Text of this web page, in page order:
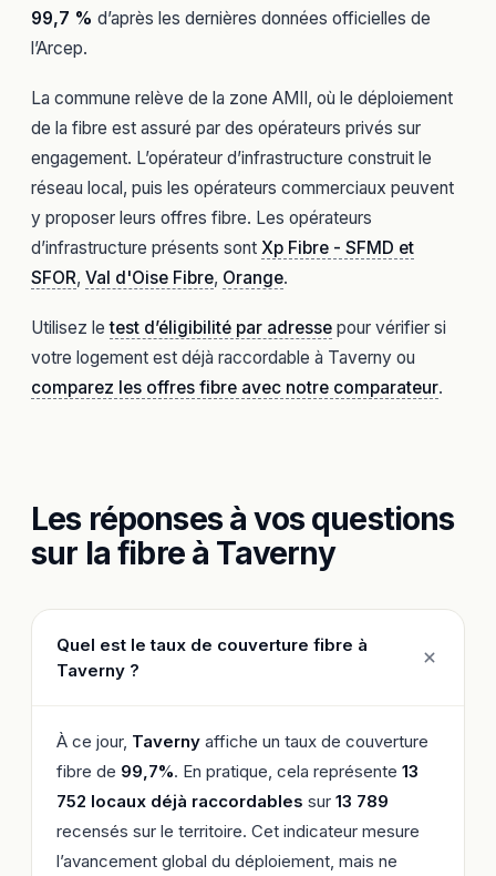
99,7 % d’après les dernières données officielles de
l’Arcep.
La commune relève de la zone AMII, où le déploiement
de la fibre est assuré par des opérateurs privés sur
engagement. L’opérateur d’infrastructure construit le
réseau local, puis les opérateurs commerciaux peuvent
y proposer leurs offres fibre. Les opérateurs
d’infrastructure présents sont Xp Fibre - SFMD et
SFOR, Val d'Oise Fibre, Orange.
Utilisez letest d’éligibilité par adresse pour vérifier si
votre logement est déjà raccordable à Taverny ou
comparez les offres fibre avec notre comparateur.
Les réponses à vos questions
sur la fibre à Taverny
Quel est le taux de couverture fibre à
Taverny ?
À ce jour, Taverny affiche un taux de couverture
fibre de 99,7%. En pratique, cela représente 13
752 locaux déjà raccordables sur 13 789
recensés sur le territoire. Cet indicateur mesure
l’avancement global du déploiement, mais ne